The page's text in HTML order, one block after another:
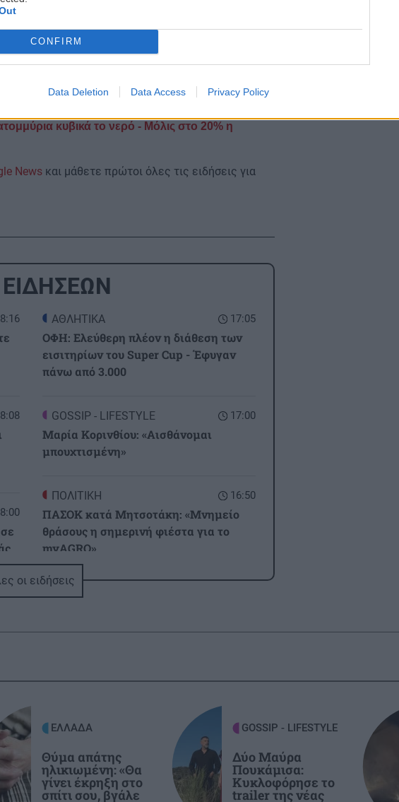
CONFIRM
Data Deletion Data Access Privacy Policy
προσωπικό - Καλύπτει όλη την Κρήτη και
στις σφαγές από τη μέρα απολύμανσης
κυβικά το νερό - Μόλις στο 20% η
News και μάθετε πρώτοι όλες τις ειδήσεις για
17:35
17:05
ΑΘΛΗΤΙΚΑ
ΟΦΗ: Ελεύθερη πλέον η διάθεση των
εισιτηρίων του Super Cup - Έφυγαν
πάνω από 3.000
17:00
GOSSIP - LIFESTYLE
Μαρία Κορινθίου: «Αισθάνομαι
μπουχτισμένη»
16:50
ΠΟΛΙΤΙΚΗ
ΠΑΣΟΚ κατά Μητσοτάκη: «Μνημείο
θράσους η σημερινή φιέστα για το
myAGRO»
πυρκαγιών – «Η κλιματική κρίση δεν
Πότε ξεκινούν οι δασικές πυρκαγιές
στην Ελλάδα - Οι έξι πιο επικίνδυνες
16:37
ΟΙΚΟΝΟΜΙΑ
οι ειδήσεις
ΕΛΛΑΔΑ
Θύμα απάτης
ηλικιωμένη: «Θα
γίνει έκρηξη στο
σπίτι σου, βγάλε
GOSSIP - LIFESTYLE
Δύο Μαύρα
Πουκάμισα:
Κυκλοφόρησε το
trailer της νέας